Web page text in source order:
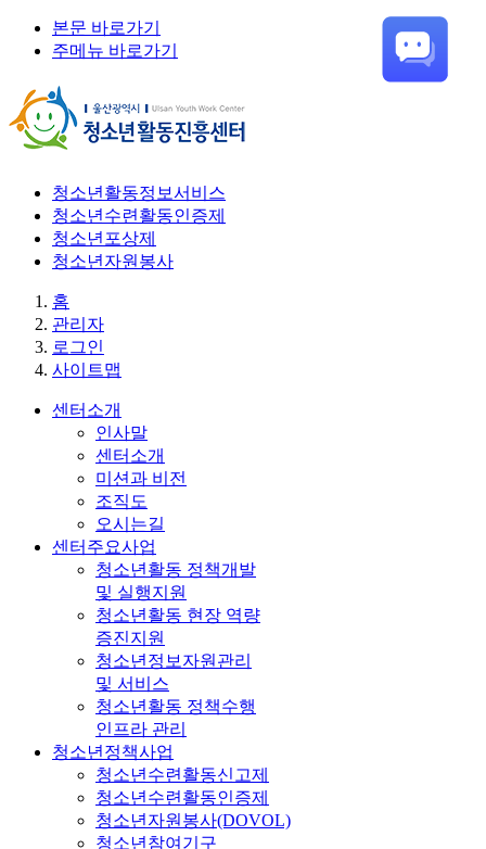
본문 바로가기
주메뉴 바로가기
청소년활동정보서비스
청소년수련활동인증제
청소년포상제
청소년자원봉사
홈
관리자
로그인
사이트맵
센터소개
인사말
센터소개
미션과 비전
조직도
오시는길
센터주요사업
청소년활동 정책개발
및 실행지원
청소년활동 현장 역량
증진지원
청소년정보자원관리
및 서비스
청소년활동 정책수행
인프라 관리
청소년정책사업
청소년수련활동신고제
청소년수련활동인증제
청소년자원봉사(DOVOL)
청소년참여기구